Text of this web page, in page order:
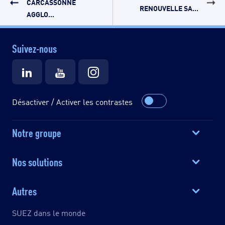
AGGLO...
RENOUVELLE SA...
Suivez-nous
Désactiver / Activer les contrastes
Notre groupe
Nos solutions
Autres
SUEZ dans le monde